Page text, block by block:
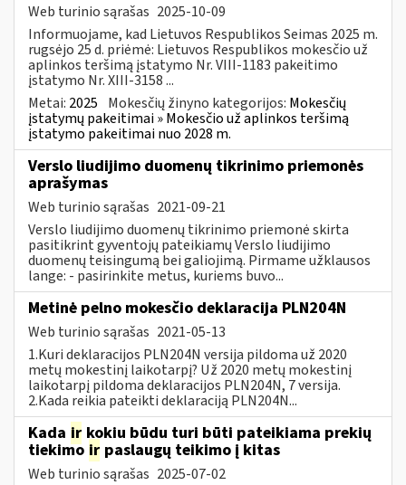
Web turinio sąrašas 2025-10-09
Informuojame, kad Lietuvos Respublikos Seimas 2025 m.
rugsėjo 25 d. priėmė: Lietuvos Respublikos mokesčio už
aplinkos teršimą įstatymo Nr. VIII-1183 pakeitimo
įstatymo Nr. XIII-3158 ...
Metai: 2025 Mokesčių žinyno kategorijos: Mokesčių
įstatymų pakeitimai » Mokesčio už aplinkos teršimą
įstatymo pakeitimai nuo 2028 m.
Verslo liudijimo duomenų tikrinimo priemonės
aprašymas
Web turinio sąrašas 2021-09-21
Verslo liudijimo duomenų tikrinimo priemonė skirta
pasitikrint gyventojų pateikiamų Verslo liudijimo
duomenų teisingumą bei galiojimą. Pirmame užklausos
lange: - pasirinkite metus, kuriems buvo...
Metinė pelno mokesčio deklaracija PLN204N
Web turinio sąrašas 2021-05-13
1.Kuri deklaracijos PLN204N versija pildoma už 2020
metų mokestinį laikotarpį? Už 2020 metų mokestinį
laikotarpį pildoma deklaracijos PLN204N, 7 versija.
2.Kada reikia pateikti deklaraciją PLN204N...
Kada ir kokiu būdu turi būti pateikiama prekių
tiekimo ir paslaugų teikimo į kitas
Web turinio sąrašas 2025-07-02